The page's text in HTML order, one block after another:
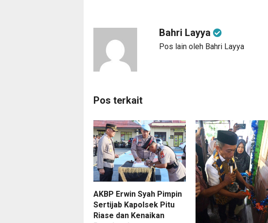
Bahri Layya
Pos lain oleh Bahri Layya
Pos terkait
AKBP Erwin Syah Pimpin
Sertijab Kapolsek Pitu
Riase dan Kenaikan